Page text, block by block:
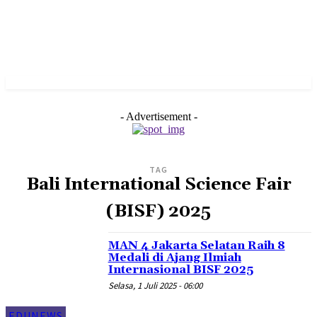
- Advertisement -
TAG
Bali International Science Fair
(BISF) 2025
MAN 4 Jakarta Selatan Raih 8
Medali di Ajang Ilmiah
Internasional BISF 2025
Selasa, 1 Juli 2025 - 06:00